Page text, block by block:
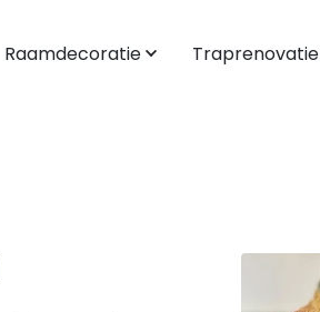
Raamdecoratie Traprenovatie